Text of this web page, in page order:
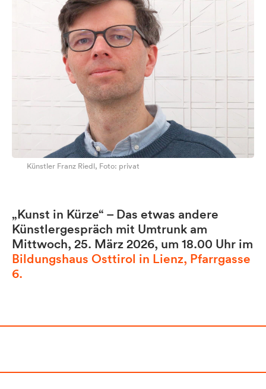
Künstler Franz Riedl, Foto: privat
„Kunst in Kürze“ – Das etwas andere
Künstlergespräch mit Umtrunk am
Mittwoch, 25. März 2026, um 18.00 Uhr im
Bildungshaus Osttirol in Lienz, Pfarrgasse
6.